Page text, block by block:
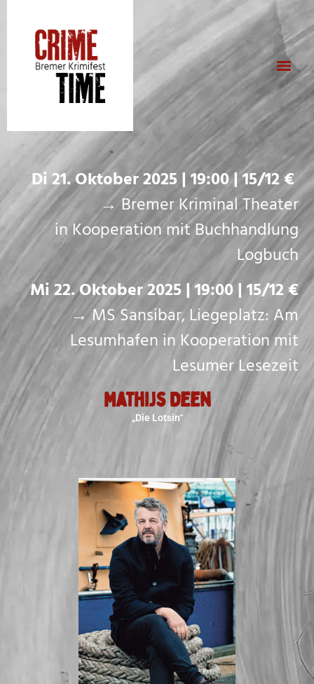
Di 21. Oktober 2025 | 19:00 | 15/12 €
→ Bremer Kriminal Theater
in Kooperation mit Buchhandlung
Logbuch
Mi 22. Oktober 2025 | 19:00 | 15/12 €
→ MS Sansibar, Liegeplatz: Am
Lesumhafen in Kooperation mit
Lesumer Lesezeit
Mathijs Deen
„Die Lotsin“